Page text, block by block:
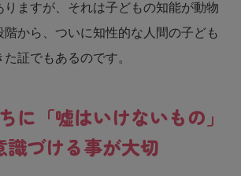
りますが、それは子どもの知能が動物
階から、ついに知性的な人間の子ども
証でもあるのです。
に「嘘はいけないもの」
識づける事が大切